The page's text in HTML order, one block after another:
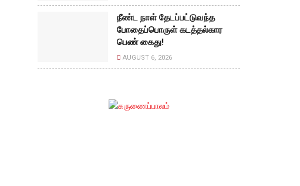
நீண்ட நாள் தேடப்பட்டுவந்த
போதைப்பொருள் கடத்தல்கார
பெண் கைது!
AUGUST 6, 2026